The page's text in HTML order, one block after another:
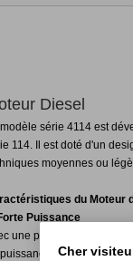
Diesel
série 4114 est
114. Il est doté d'un
moyennes ou
du Moteur
Puissance
une puissance
des Moteurs
Cher